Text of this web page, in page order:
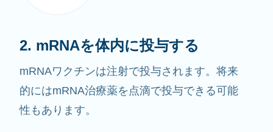
2. mRNAを体内に投与する
mRNAワクチンは注射で投与されます。将来
的にはmRNA治療薬を点滴で投与できる可能
性もあります。